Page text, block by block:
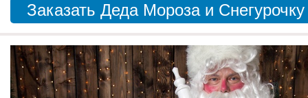
Заказать Деда Мороза и Снегурочку